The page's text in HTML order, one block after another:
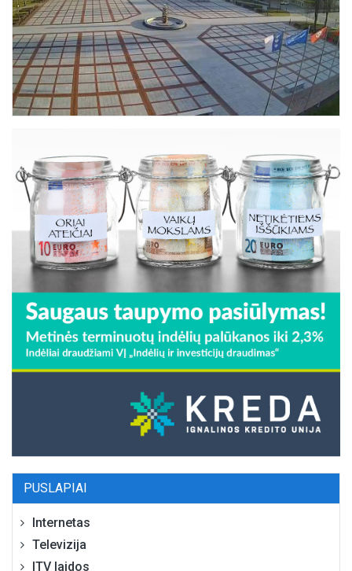
PUSLAPIAI
Internetas
Televizija
ITV laidos